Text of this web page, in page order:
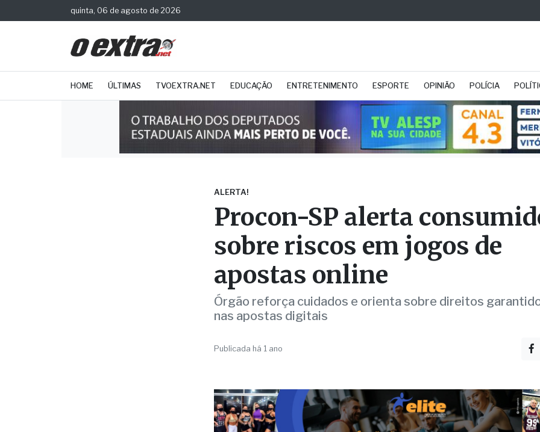
quinta, 06 de agosto de 2026
HOME ÚLTIMAS TVOEXTRA.NET EDUCAÇÃO ENTRETENIMENTO ESPORTE OPINIÃO POLÍCIA
Procon-SP alerta
sobre riscos em jogos de
apostas online
nas apostas digitais